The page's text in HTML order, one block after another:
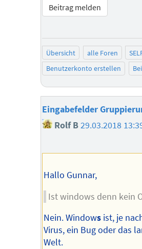
Beitrag melden
Übersicht alle Foren
Benutzerkonto erstellen
Eingabefelder
Rolf B29.03.2018
Hallo Gunnar,
Ist windows denn kein
Nein. Windowsist, je
Virus, ein Bug oder das
Welt.